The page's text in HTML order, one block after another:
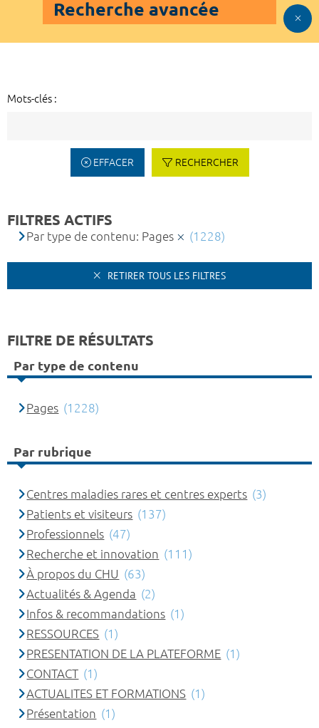
Recherche avancée
Mots-clés :
EFFACER RECHERCHER
FILTRES ACTIFS
Par type de contenu: Pages (1228)
RETIRER TOUS LES FILTRES
FILTRE DE RÉSULTATS
Par type de contenu
Pages (1228)
Par rubrique
Centres maladies rares et centres experts (3)
Patients et visiteurs (137)
Professionnels (47)
Recherche et innovation (111)
À propos du CHU (63)
Actualités & Agenda (2)
Infos & recommandations (1)
RESSOURCES (1)
PRESENTATION DE LA PLATEFORME (1)
CONTACT (1)
ACTUALITES ET FORMATIONS (1)
Présentation (1)